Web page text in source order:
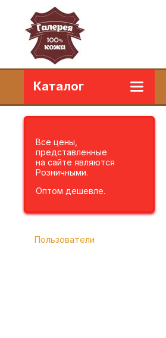
Каталог
Все цены,
представленные
на сайте являются
Розничными.
Оптом дешевле.
Пользователи